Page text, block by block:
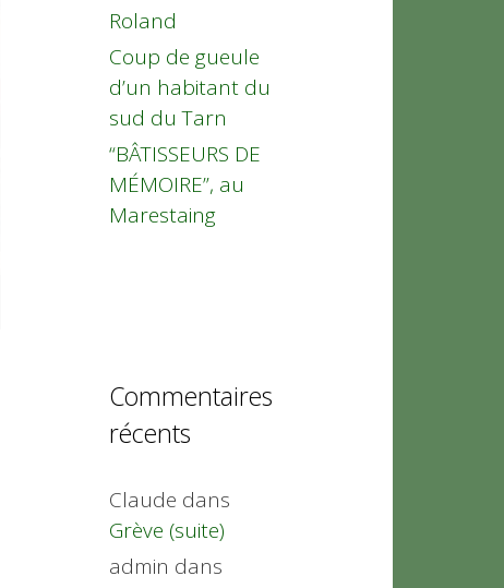
Roland
Coup de gueule
d’un habitant du
sud du Tarn
“BÂTISSEURS DE
MÉMOIRE”, au
Marestaing
Commentaires
récents
Claude dans
Grève (suite)
admin dans